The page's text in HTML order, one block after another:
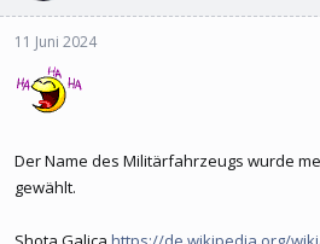
11 Juni 2024
Der Name des Militärfahrzeugs wurde
gewählt.